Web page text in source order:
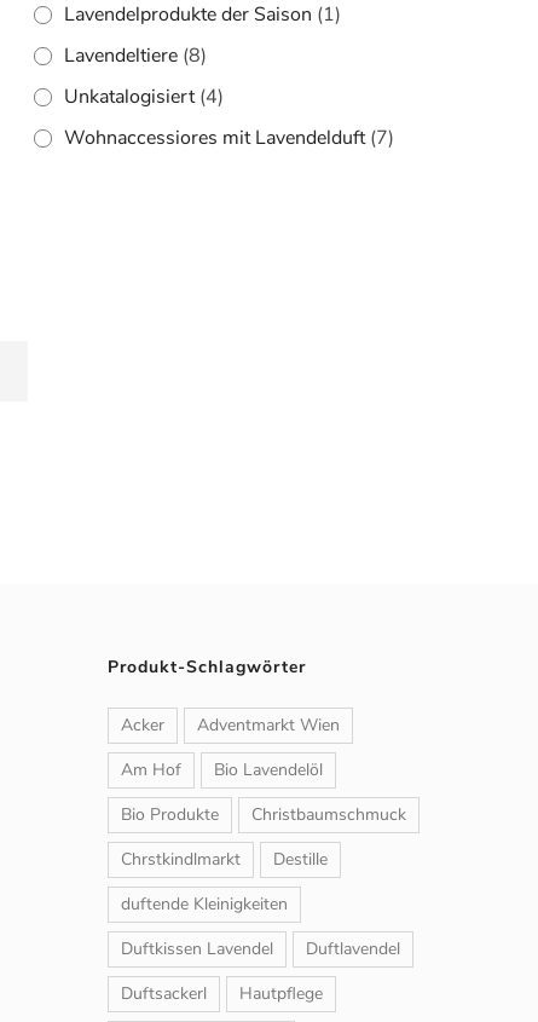
Lavendelprodukte der Saison (1)
Lavendeltiere (8)
Unkatalogisiert (4)
Wohnaccessiores mit Lavendelduft (7)
Produkt-Schlagwörter
Acker
Adventmarkt Wien
Am Hof
Bio Lavendelöl
Bio Produkte
Christbaumschmuck
Chrstkindlmarkt
Destille
duftende Kleinigkeiten
Duftkissen Lavendel
Duftlavendel
Duftsackerl
Hautpflege